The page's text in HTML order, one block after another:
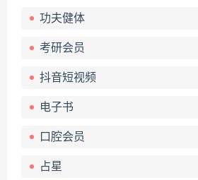
功夫健体
考研会员
抖音短视频
电子书
口腔会员
占星